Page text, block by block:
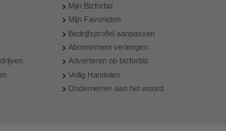
Mijn Bizforbiz
Mijn Favorieten
Bedrijfsprofiel aanpassen
Abonnement verlengen
Adverteren op bizforbiz
Veilig Handelen
Ondernemer aan het woord